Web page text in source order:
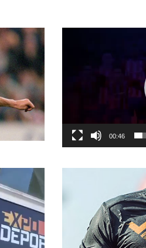
00:46
نمایشگر
ویدیو